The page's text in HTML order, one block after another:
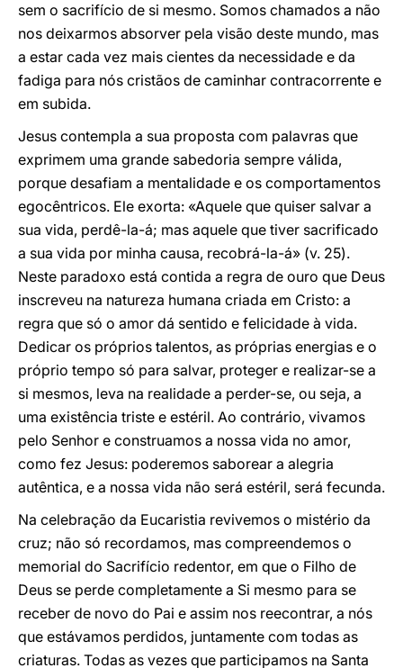
sem o sacrifício de si mesmo. Somos chamados a não
nos deixarmos absorver pela visão deste mundo, mas
a estar cada vez mais cientes da necessidade e da
fadiga para nós cristãos de caminhar contracorrente e
em subida.
Jesus contempla a sua proposta com palavras que
exprimem uma grande sabedoria sempre válida,
porque desafiam a mentalidade e os comportamentos
egocêntricos. Ele exorta: «Aquele que quiser salvar a
sua vida, perdê-la-á; mas aquele que tiver sacrificado
a sua vida por minha causa, recobrá-la-á» (v. 25).
Neste paradoxo está contida a regra de ouro que Deus
inscreveu na natureza humana criada em Cristo: a
regra que só o amor dá sentido e felicidade à vida.
Dedicar os próprios talentos, as próprias energias e o
próprio tempo só para salvar, proteger e realizar-se a
si mesmos, leva na realidade a perder-se, ou seja, a
uma existência triste e estéril. Ao contrário, vivamos
pelo Senhor e construamos a nossa vida no amor,
como fez Jesus: poderemos saborear a alegria
autêntica, e a nossa vida não será estéril, será fecunda.
Na celebração da Eucaristia revivemos o mistério da
cruz; não só recordamos, mas compreendemos o
memorial do Sacrifício redentor, em que o Filho de
Deus se perde completamente a Si mesmo para se
receber de novo do Pai e assim nos reecontrar, a nós
que estávamos perdidos, juntamente com todas as
criaturas. Todas as vezes que participamos na Santa